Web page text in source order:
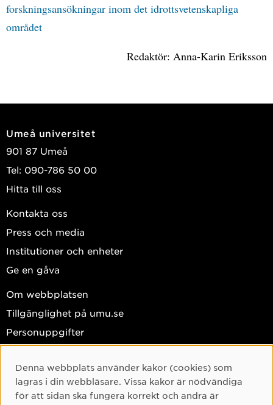
forskningsansökningar inom det idrottsvetenskapliga
området
Redaktör: Anna-Karin Eriksson
Umeå universitet
901 87 Umeå
Tel: 090-786 50 00
Hitta till oss
Kontakta oss
Press och media
Institutioner och enheter
Ge en gåva
Om webbplatsen
Tillgänglighet på umu.se
Personuppgifter
Facebook
Instagram
Cookie-samtycke
Denna webbplats använder kakor (cookies) som
lagras i din webbläsare. Vissa kakor är nödvändiga
för att sidan ska fungera korrekt och andra är